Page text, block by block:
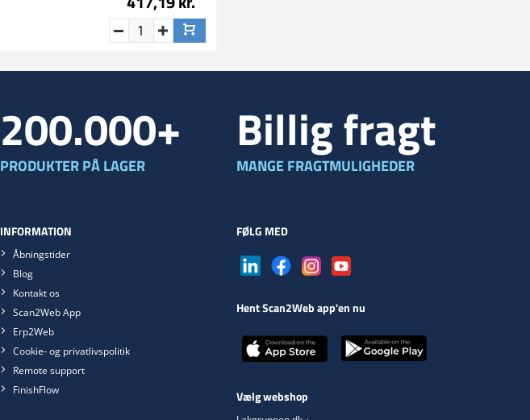
200.000+
PRODUKTER PÅ LAGER
Billig fragt
MANGE FRAGTMULIGHEDER
INFORMATION
Åbningstider
Blog
Kontakt os
Scan2Web App
Erp2Web
Cookie- og privatlivspolitik
Remote support
FinishFlow
FØLG MED
Hent Scan2Web app'en nu
Vælg webshop